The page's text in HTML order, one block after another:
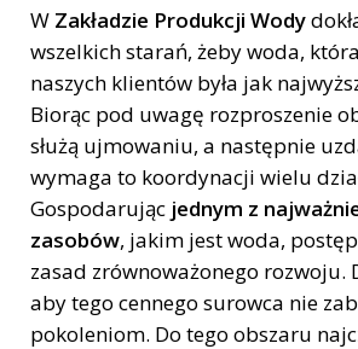
W Zakładzie Produkcji Wody
wszelkich starań, żeby woda,
naszych klientów była jak
Biorąc pod uwagę rozproszenie
służą ujmowaniu, a następnie
wymaga to koordynacji wielu
Gospodarując jednym z
zasobów, jakim jest woda,
zasad zrównoważonego rozwoju.
aby tego cennego surowca nie
pokoleniom. Do tego obszaru